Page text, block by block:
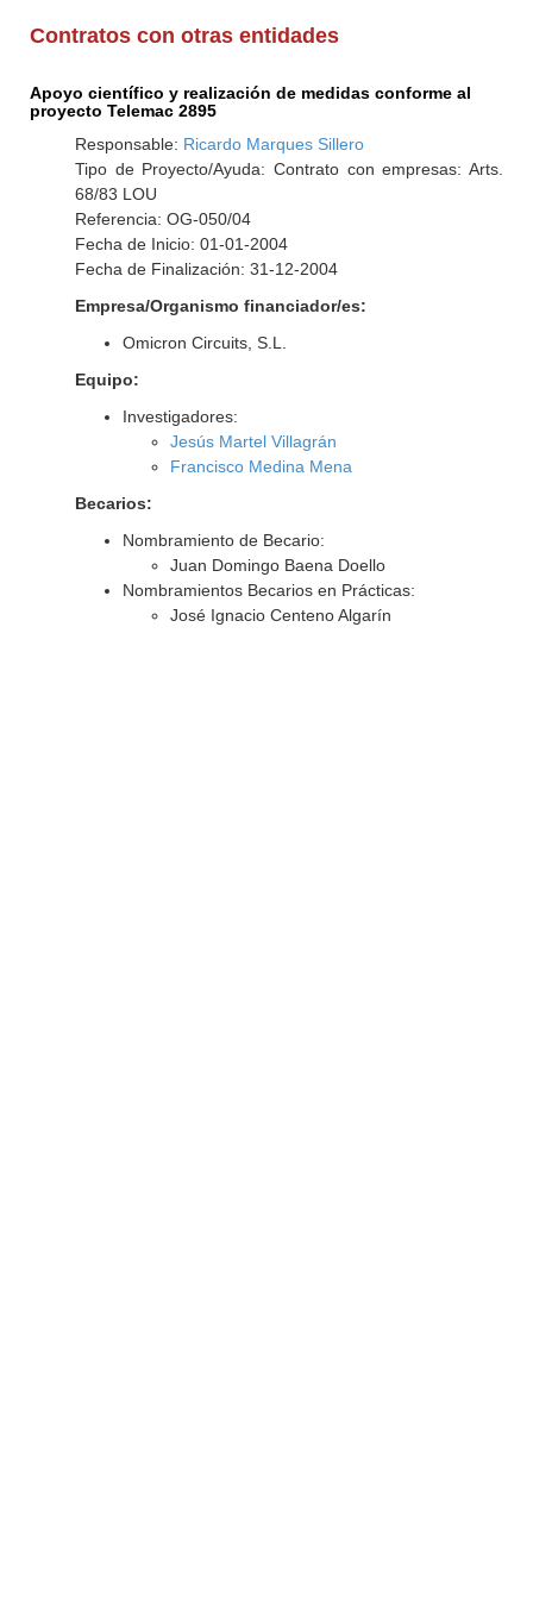
Contratos con otras entidades
Apoyo científico y realización de medidas conforme al
proyecto Telemac 2895
Responsable: Ricardo Marques Sillero
Tipo de Proyecto/Ayuda: Contrato con empresas: Arts.
68/83 LOU
Referencia: OG-050/04
Fecha de Inicio: 01-01-2004
Fecha de Finalización: 31-12-2004
Empresa/Organismo financiador/es:
Omicron Circuits, S.L.
Equipo:
Investigadores:
Jesús Martel Villagrán
Francisco Medina Mena
Becarios:
Nombramiento de Becario:
Juan Domingo Baena Doello
Nombramientos Becarios en Prácticas:
José Ignacio Centeno Algarín